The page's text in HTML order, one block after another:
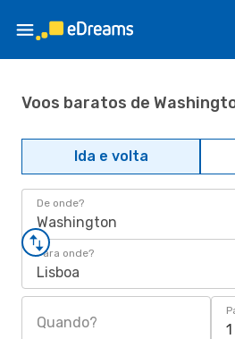
Voos baratos de
Ida e volta
De onde?
Washington
Para onde?
Lisboa
Quando?